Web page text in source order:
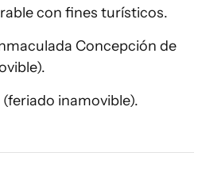
con fines turísticos.
Concepción de
inamovible).